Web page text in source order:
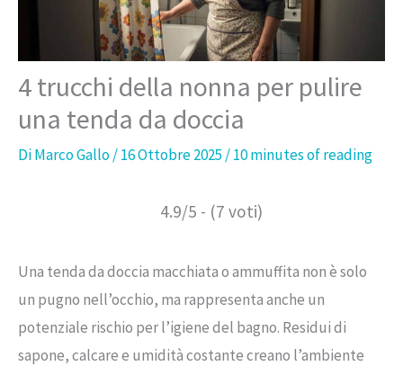
4 trucchi della nonna per pulire
una tenda da doccia
DiMarco Gallo/16 Ottobre 2025 /10 minutes of reading
4.9/5 - (7 voti)
Una tenda da doccia macchiata o ammuffita non è solo
un pugno nell’occhio, ma rappresenta anche un
potenziale rischio per l’igiene del bagno. Residui di
sapone, calcare e umidità costante creano l’ambiente